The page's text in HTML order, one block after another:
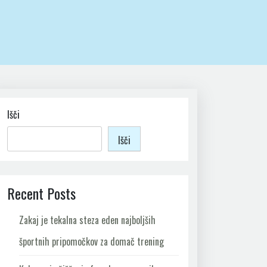
Išči
Išči
Recent Posts
Zakaj je tekalna steza eden najboljših
športnih pripomočkov za domač trening